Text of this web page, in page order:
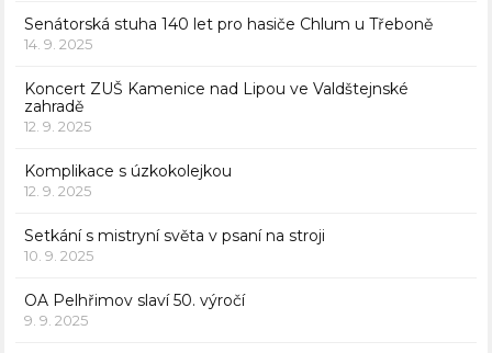
Senátorská stuha 140 let pro hasiče Chlum u Třeboně
14. 9. 2025
Koncert ZUŠ Kamenice nad Lipou ve Valdštejnské
zahradě
12. 9. 2025
Komplikace s úzkokolejkou
12. 9. 2025
Setkání s mistryní světa v psaní na stroji
10. 9. 2025
OA Pelhřimov slaví 50. výročí
9. 9. 2025